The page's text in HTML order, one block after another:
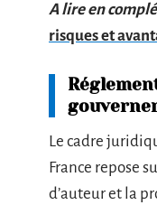
A lire en
risques et
Le cadre
France repose
d’auteur et la